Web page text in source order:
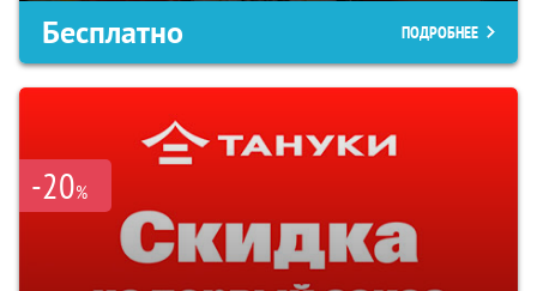
Бесплатно ПОДРОБНЕЕ
-20%